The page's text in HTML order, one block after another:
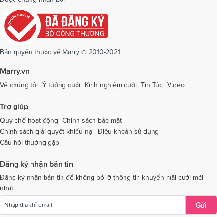
Dịch vụ cưới tại Quảng Ngãi
Dịch vụ cưới tại Quảng Ninh
Dịch vụ cưới tại Sóc Trăng Dịch vụ cưới tại Sơn La
Dịch vụ cưới tại Thái Bình Dịch vụ cưới tại Thanh Hóa
Dịch vụ cưới tại Thừa Thiên - Huế
Dịch vụ cưới tại An Giang Dịch vụ cưới tại Trà Vinh
Dịch vụ cưới tại Tuyên Quang
Dịch vụ cưới tại Bà Rịa - Vũng TàuDịch vụ cưới tại Bắc Giang
Dịch vụ cưới tại Bắc Kạn
Bản quyền thuộc về Marry © 2010-2021
Marry.vn
Về chúng tôi Ý tưởng cưới Kinh nghiệm cưới Tin Tức Video
Trợ giúp
Quy chế hoạt động
Chính sách bảo mật
Chính sách giải quyết khiếu nại Điều khoản sử dụng
Câu hỏi thường gặp
Đăng ký nhận bản tin
Đăng ký nhận bản tin để không bỏ lỡ thông tin khuyến mãi cưới mới
nhất
Gửi